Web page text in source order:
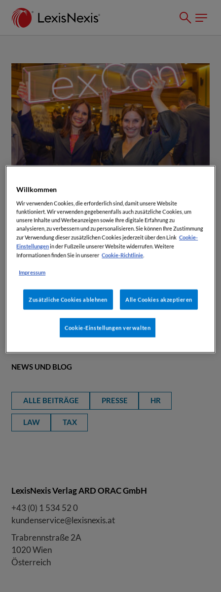
AKTUELL
Lexis+ AI vereint Legal AI,
General AI und
Rechtsrecherche in einer
Plattform
NEWS UND BLOG
ALLE BEITRÄGE PRESSE HR
LAW TAX
LexisNexis Verlag ARD ORAC GmbH
+43 (0) 1 534 52 0
kundenservice@lexisnexis.at
Trabrennstraße 2A
1020 Wien
Österreich
Willkommen
Wir verwenden Cookies, die erforderlich sind, damit unsere Website
funktioniert. Wir verwenden gegebenenfalls auch zusätzliche Cookies, um
unsere Inhalte und Werbeanzeigen sowie Ihre digitale Erfahrung zu
analysieren, zu verbessern und zu personalisieren. Sie können Ihre Zustimmung
zur Verwendung dieser zusätzlichen Cookies jederzeit über den Link Cookie-
Einstellungenin der Fußzeile unserer Website widerrufen. Weitere
Informationen finden Sie in unserer Cookie-Richtlinie.
Impressum
Zusätzliche Cookies ablehnen Alle Cookies akzeptieren
Cookie-Einstellungen verwalten